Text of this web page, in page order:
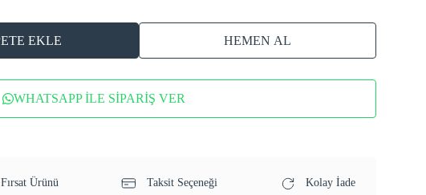
EKLE HEMEN AL
WHATSAPP İLE SİPARİŞ VER
Fırsat Ürünü Taksit Seçeneği Kolay İade